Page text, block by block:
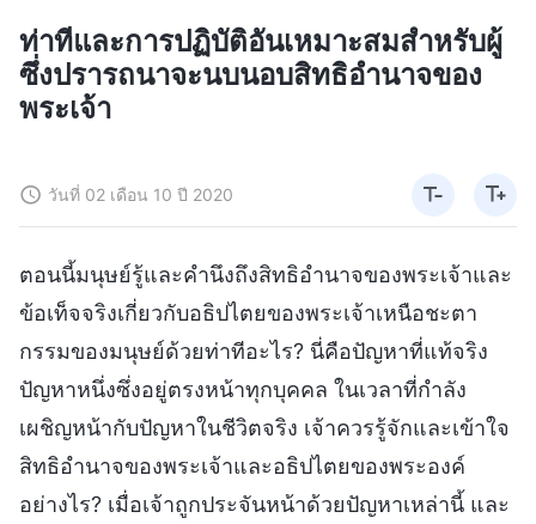
ท่าทีและการปฏิบัติอันเหมาะสมสำหรับผู้
ซึ่งปรารถนาจะนบนอบสิทธิอำนาจของ
พระเจ้า
วันที่ 02 เดือน 10 ปี 2020
ตอนนี้มนุษย์รู้และคำนึงถึงสิทธิอำนาจของพระเจ้าและ
ข้อเท็จจริงเกี่ยวกับอธิปไตยของพระเจ้าเหนือชะตา
กรรมของมนุษย์ด้วยท่าทีอะไร? นี่คือปัญหาที่แท้จริง
ปัญหาหนึ่งซึ่งอยู่ตรงหน้าทุกบุคคล ในเวลาที่กำลัง
เผชิญหน้ากับปัญหาในชีวิตจริง เจ้าควรรู้จักและเข้าใจ
สิทธิอำนาจของพระเจ้าและอธิปไตยของพระองค์
อย่างไร? เมื่อเจ้าถูกประจันหน้าด้วยปัญหาเหล่านี้ และ